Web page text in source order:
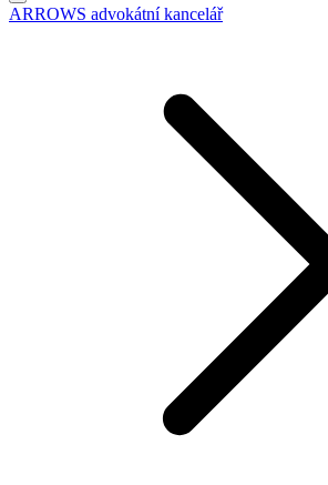
ARROWS advokátní kancelář